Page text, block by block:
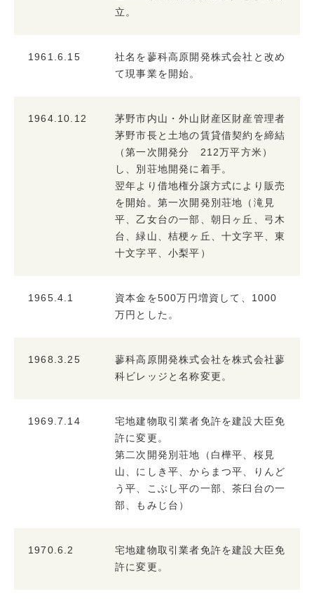
立。
1961.6.15
社名を蓼科高原開発株式会社と改め
て現事業を開始。
1964.10.12
茅野市内山・外山財産区財産管理者
茅野市長と土地の賃貸借契約を締結
（第一次開発分 212万平方米）
し、別荘地開発に着手。
翌年より借地権分譲方式により販売
を開始。第一次開発別荘地（滝見
平、乙女台の一部、朝日ヶ丘、弓木
台、緑山、桔梗ヶ丘、十文字平、東
十文字平、小梨平）
1965.4.1
資本金を500万円増資して、1000
万円とした。
1968.3.25
蓼科高原開発株式会社を株式会社蓼
科ビレッジと名称変更。
1969.7.14
宅地建物取引業者免許を建設大臣免
許に変更。
第二次開発別荘地（白樺平、桜見
山、にしき平、からまつ平、りんど
う平、こぶし平の一部、茶臼台の一
部、もみじ台）
1970.6.2
宅地建物取引業者免許を建設大臣免
許に変更。